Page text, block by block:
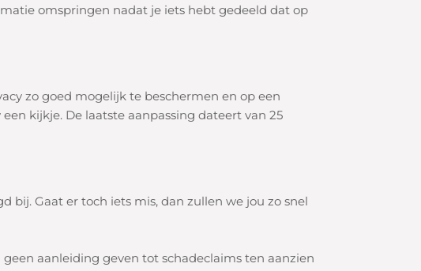
omspringen nadat je iets hebt gedeeld dat op
zo goed mogelijk te beschermen en op een
kijkje. De laatste aanpassing dateert van 25
bij. Gaat er toch iets mis, dan zullen we jou zo snel
aanleiding geven tot schadeclaims ten aanzien